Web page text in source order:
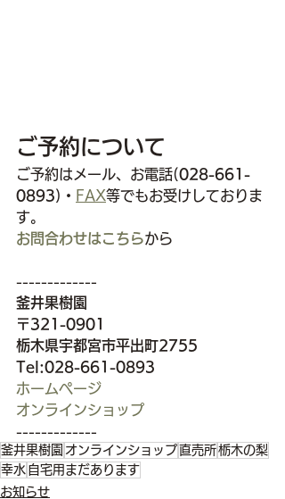
ご予約について
ご予約はメール、お電話(028-661-
0893)・ FAX等でもお受けしておりま
す。
お問合わせはこちらから
-------------
釜井果樹園
〒321-0901
栃木県宇都宮市平出町2755
Tel:028-661-0893
ホームぺージ
オンラインショップ
-------------
釜井果樹園 オンラインショップ 直売所栃木の梨
幸水 自宅用まだあります
お知らせ